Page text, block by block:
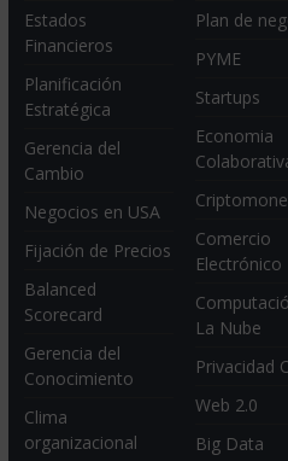
Estados
Financieros
Planificación
Estratégica
Gerencia del
Cambio
Negocios en USA
Fijación de Precios
Balanced
Scorecard
Gerencia del
Conocimiento
Clima
organizacional
Plan de
PYME
Startups
Economia
Comercio
Electrónico
La Nube
Privacidad
Web 2.0
Big Data